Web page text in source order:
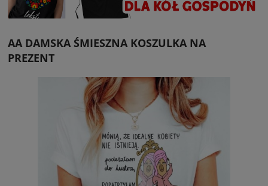
AA DAMSKA ŚMIESZNA KOSZULKA NA
PREZENT